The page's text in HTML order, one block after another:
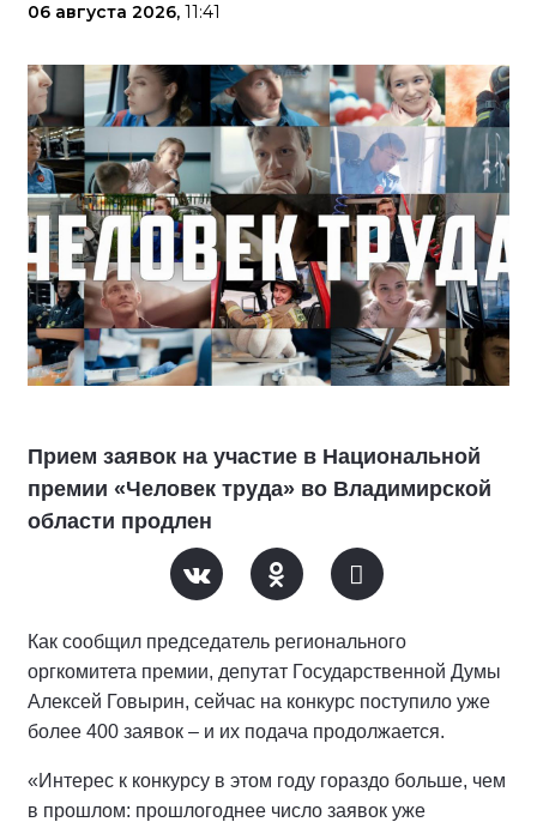
06 августа 2026, 11:41
Прием заявок на участие в Национальной
премии «Человек труда» во Владимирской
области продлен
Как сообщил председатель регионального
оргкомитета премии, депутат Государственной Думы
Алексей Говырин, сейчас на конкурс поступило уже
более 400 заявок – и их подача продолжается.
«Интерес к конкурсу в этом году гораздо больше, чем
в прошлом: прошлогоднее число заявок уже